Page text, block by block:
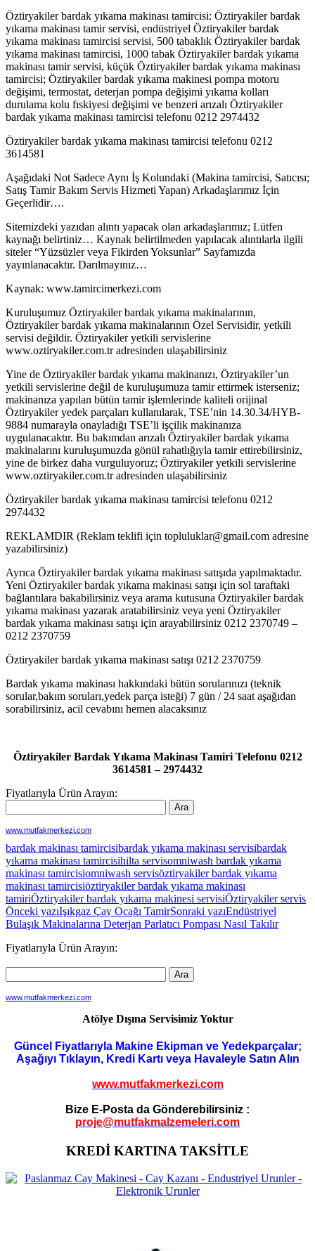
Öztiryakiler bardak yıkama makinası tamircisi: Öztiryakiler bardak
yıkama makinası tamir servisi, endüstriyel Öztiryakiler bardak
yıkama makinası tamircisi servisi, 500 tabaklık Öztiryakiler bardak
yıkama makinası tamircisi, 1000 tabak Öztiryakiler bardak yıkama
makinası tamir servisi, küçük Öztiryakiler bardak yıkama makinası
tamircisi; Öztiryakiler bardak yıkama makinesi pompa motoru
değişimi, termostat, deterjan pompa değişimi yıkama kolları
durulama kolu fıskiyesi değişimi ve benzeri arızalı Öztiryakiler
bardak yıkama makinası tamircisi telefonu 0212 2974432
Öztiryakiler bardak yıkama makinası tamircisi telefonu 0212
3614581
Aşağıdaki Not Sadece Aynı İş Kolundaki (Makina tamircisi, Satıcısı;
Satış Tamir Bakım Servis Hizmeti Yapan) Arkadaşlarımız İçin
Geçerlidir….
Sitemizdeki yazıdan alıntı yapacak olan arkadaşlarımız; Lütfen
kaynağı belirtiniz… Kaynak belirtilmeden yapılacak alıntılarla ilgili
siteler “Yüzsüzler veya Fikirden Yoksunlar” Sayfamızda
yayınlanacaktır. Darılmayınız…
Kaynak: www.tamircimerkezi.com
Kuruluşumuz Öztiryakiler bardak yıkama makinalarının,
Öztiryakiler bardak yıkama makinalarının Özel Servisidir, yetkili
servisi değildir. Öztiryakiler yetkili servislerine
www.oztiryakiler.com.tr adresinden ulaşabilirsiniz
Yine de Öztiryakiler bardak yıkama makinanızı, Öztiryakiler’un
yetkili servislerine değil de kuruluşumuza tamir ettirmek isterseniz;
makinanıza yapılan bütün tamir işlemlerinde kaliteli orijinal
Öztiryakiler yedek parçaları kullanılarak, TSE’nin 14.30.34/HYB-
9884 numarayla onayladığı TSE’li işçilik makinanıza
uygulanacaktır. Bu bakımdan arızalı Öztiryakiler bardak yıkama
makinalarını kuruluşumuzda gönül rahatlığıyla tamir ettirebilirsiniz,
yine de birkez daha vurguluyoruz; Öztiryakiler yetkili servislerine
www.oztiryakiler.com.tr adresinden ulaşabilirsiniz
Öztiryakiler bardak yıkama makinası tamircisi telefonu 0212
2974432
REKLAMDIR (Reklam teklifi için topluluklar@gmail.com adresine
yazabilirsiniz)
Ayrıca Öztiryakiler bardak yıkama makinası satışıda yapılmaktadır.
Yeni Öztiryakiler bardak yıkama makinası satışı için sol taraftaki
bağlantılara bakabilirsiniz veya arama kutusuna Öztiryakiler bardak
yıkama makinası yazarak aratabilirsiniz veya yeni Öztiryakiler
bardak yıkama makinası satışı için arayabilirsiniz 0212 2370749 –
0212 2370759
Öztiryakiler bardak yıkama makinası satışı 0212 2370759
Bardak yıkama makinası hakkındaki bütün sorularınızı (teknik
sorular,bakım soruları,yedek parça isteği) 7 gün / 24 saat aşağıdan
sorabilirsiniz, acil cevabını hemen alacaksınız
Öztiryakiler Bardak Yıkama Makinası Tamiri Telefonu 0212
3614581 – 2974432
Fiyatlarıyla Ürün Arayın:
www.mutfakmerkezi.com
bardak makinası tamircisibardak yıkama makinası servisibardak
yıkama makinası tamircisihilta servisomniwash bardak yıkama
makinası tamircisiomniwash servisöztiryakiler bardak yıkama
makinası tamircisiöztiryakiler bardak yıkama makinası
tamiriÖztiryakiler bardak yıkama makinesi servisiÖztiryakiler servis
Yazı
dolaşımı
Önceki yazıIşıkgaz Çay Ocağı TamirSonraki yazıEndüstriyel
Bulaşık Makinalarına Deterjan Parlatıcı Pompası Nasıl Takılır
Fiyatlarıyla Ürün Arayın:
www.mutfakmerkezi.com
Atölye Dışına Servisimiz Yoktur
Güncel Fiyatlarıyla Makine Ekipman ve Yedekparçalar;
Aşağıyı Tıklayın, Kredi Kartı veya Havaleyle Satın Alın
www.mutfakmerkezi.com
Bize E-Posta da Gönderebilirsiniz :
proje@mutfakmalzemeleri.com
KREDİ KARTINA TAKSİTLE